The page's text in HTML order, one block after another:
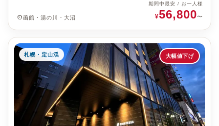
place函館・湯の川・大沼
期間中最安 / お一人様
¥56,800〜
札幌・定山渓 大幅値下げ